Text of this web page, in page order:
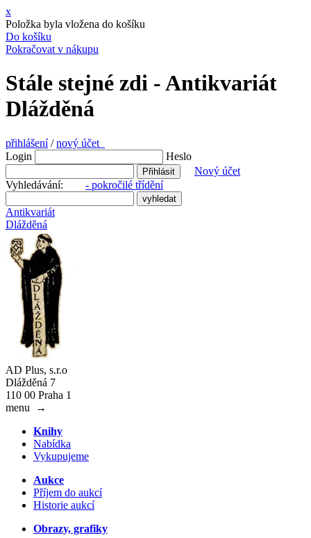
x
Položka byla vložena do košíku
Do košíku
Pokračovat v nákupu
Stále stejné zdi - Antikvariát
Dlážděná
přihlášení/nový účet
Login
Heslo
Nový účet
Vyhledávání: - pokročilé třídění
Antikvariát
Dlážděná
AD Plus, s.r.o
Dlážděná 7
110 00 Praha 1
menu
→
Knihy
Nabídka
Vykupujeme
Aukce
Příjem do aukcí
Historie aukcí
Obrazy, grafiky